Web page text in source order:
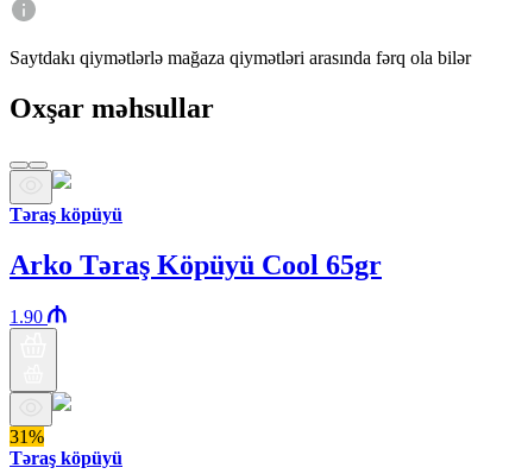
Saytdakı qiymətlərlə mağaza qiymətləri arasında fərq ola bilər
Oxşar məhsullar
Təraş köpüyü
Arko Təraş Köpüyü Cool 65gr
1.90
31%
Təraş köpüyü